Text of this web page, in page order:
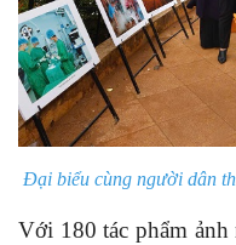
Đại biểu cùng người dân
Với 180 tác phẩm ảnh